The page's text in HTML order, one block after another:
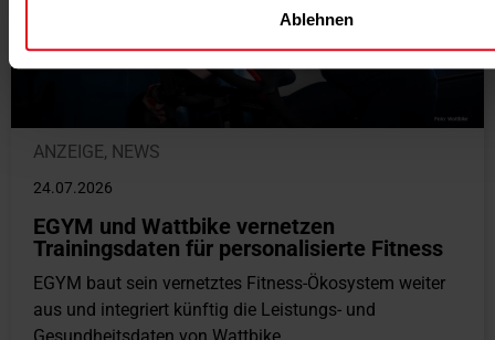
Ablehnen
ANZEIGE, NEWS
24.07.2026
EGYM und Wattbike vernetzen
Trainingsdaten für personalisierte Fitness
EGYM baut sein vernetztes Fitness-Ökosystem weiter
aus und integriert künftig die Leistungs- und